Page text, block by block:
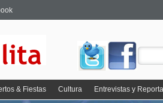
& Fiestas Cultura Entrevistas y